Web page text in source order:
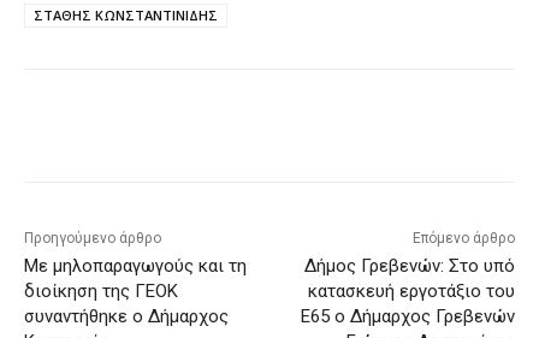
ΣΤΑΘΗΣ ΚΩΝΣΤΑΝΤΙΝΙΔΗΣ
Προηγούμενο άρθρο
Με μηλοπαραγωγούς και τη
διοίκηση της ΓΕΟΚ
συναντήθηκε ο Δήμαρχος
Επόμενο άρθρο
Δήμος Γρεβενών: Στο υπό
κατασκευή εργοτάξιο του
Ε65 ο Δήμαρχος Γρεβενών